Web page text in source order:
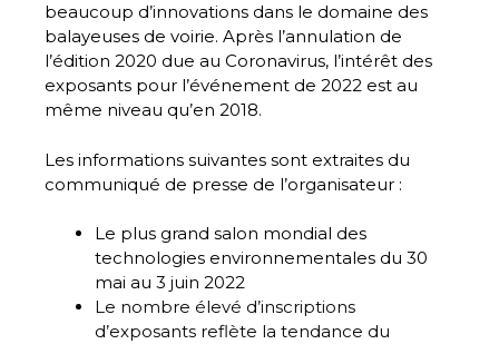
beaucoup d’innovations dans le domaine des
balayeuses de voirie. Après l’annulation de
l’édition 2020 due au Coronavirus, l’intérêt des
exposants pour l’événement de 2022 est au
même niveau qu’en 2018.
Les informations suivantes sont extraites du
communiqué de presse de l’organisateur :
Le plus grand salon mondial des
technologies environnementales du 30
mai au 3 juin 2022
Le nombre élevé d’inscriptions
d’exposants reflète la tendance du